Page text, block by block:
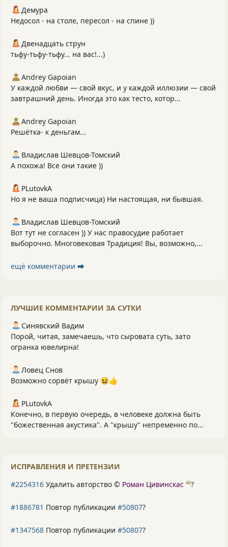
Демура
Недосол - на столе, пересол - на спине ))
Двенадцать струн
тьфу-тьфу-тьфу... на вас!...)
Andrey Gapoian
У каждой любви — свой вкус, и у каждой иллюзии — свой
завтрашний день. Иногда это как тесто, котор...
Andrey Gapoian
Решётка- к деньгам...
Владислав Шевцов-Томский
А похожа! Все они такие ))
PLutоvkА
Но я не ваша подписчица) Ни настоящая, ни бывшая.
Владислав Шевцов-Томский
Вот тут не согласен )) У нас правосудие работает
выборочно. Многовековая Традиция! Вы, возможно,...
ещё комментарии ⮕
ЛУЧШИЕ КОММЕНТАРИИ ЗА СУТКИ
Синявский Вадим
Порой, читая, замечаешь, что сыровата суть, зато
огранка ювелирна!
Ловец Снов
Возможно сорвёт крышу 😆👍
PLutоvkА
Конечно, в первую очередь, в человеке должна быть
"божественная акустика". А "крышу" непременно по...
ИСПРАВЛЕНИЯ И ПРЕТЕНЗИИ
#2254316 Удалить авторство © Роман Цивинскас 46?
#1886781 Повтор публикации #50807?
#1347568 Повтор публикации #50807?